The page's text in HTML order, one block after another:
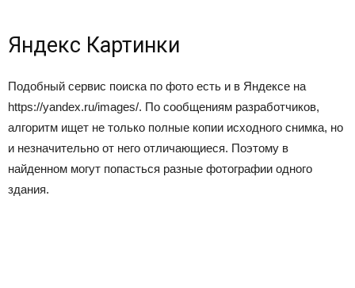
Яндекс Картинки
Подобный сервис поиска по фото есть и в Яндексе на
https://yandex.ru/images/. По сообщениям разработчиков,
алгоритм ищет не только полные копии исходного снимка, но
и незначительно от него отличающиеся. Поэтому в
найденном могут попасться разные фотографии одного
здания.